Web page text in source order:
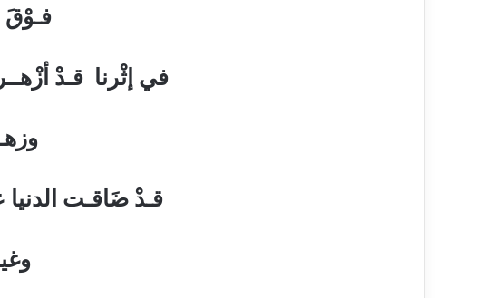
فـوْقَ الـشّـفاهِ
في إثْرنا قـدْ
وزهـورُ أوْجاعِ
قـدْ ضَاقـت الدنيا
وغيـومُ غَـيْـثِ